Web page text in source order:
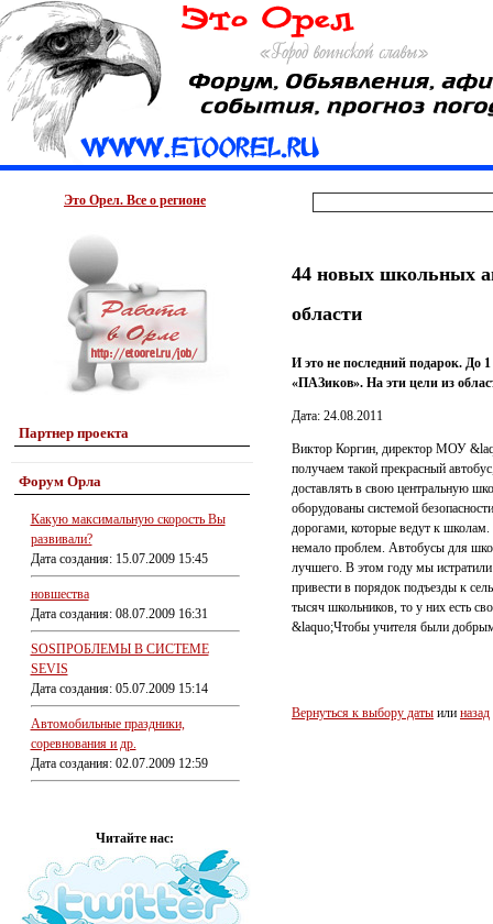
Это Орел. Все о регионе
Партнер проекта
Форум Орла
Какую максимальную скорость Вы
развивали?
Дата создания: 15.07.2009 15:45
новшества
Дата создания: 08.07.2009 16:31
SOSПРОБЛЕМЫ В СИСТЕМЕ
SEVIS
Дата создания: 05.07.2009 15:14
Автомобильные праздники,
соревнования и др.
Дата создания: 02.07.2009 12:59
Читайте нас:
44 новых школьных
области
И это не последний подарок. До
«ПАЗиков». На эти цели из
Дата: 24.08.2011
Виктор Коргин, директор МОУ
получаем такой прекрасный
доставлять в свою центральную
оборудованы системой
дорогами, которые ведут к
немало проблем. Автобусы для
лучшего. В этом году мы
привести в порядок подъезды к
тысяч школьников, то у них есть
&laquo;Чтобы учителя были
Вернуться к выбору даты или назад